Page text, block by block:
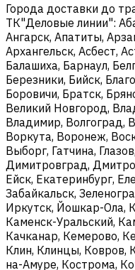
Города доставки до
ТК"Деловые линии":
Ангарск, Апатиты,
Архангельск, Асбест,
Балашиха, Барнаул,
Березники, Бийск,
Боровичи, Братск,
Великий Новгород,
Владимир, Волгоград,
Воркута, Воронеж,
Выборг, Гатчина,
Димитровград,
Ейск, Екатеринбург,
Забайкальск,
Иркутск, Йошкар-Ола,
Каменск-Уральский,
Качканар, Кемерово,
Клин, Клинцы, Ковров,
на-Амуре, Кострома,